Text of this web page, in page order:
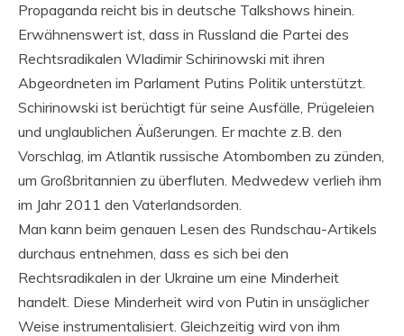
Propaganda reicht bis in deutsche Talkshows hinein.
Erwähnenswert ist, dass in Russland die Partei des
Rechtsradikalen Wladimir Schirinowski mit ihren
Abgeordneten im Parlament Putins Politik unterstützt.
Schirinowski ist berüchtigt für seine Ausfälle, Prügeleien
und unglaublichen Äußerungen. Er machte z.B. den
Vorschlag, im Atlantik russische Atombomben zu zünden,
um Großbritannien zu überfluten. Medwedew verlieh ihm
im Jahr 2011 den Vaterlandsorden.
Man kann beim genauen Lesen des Rundschau-Artikels
durchaus entnehmen, dass es sich bei den
Rechtsradikalen in der Ukraine um eine Minderheit
handelt. Diese Minderheit wird von Putin in unsäglicher
Weise instrumentalisiert. Gleichzeitig wird von ihm